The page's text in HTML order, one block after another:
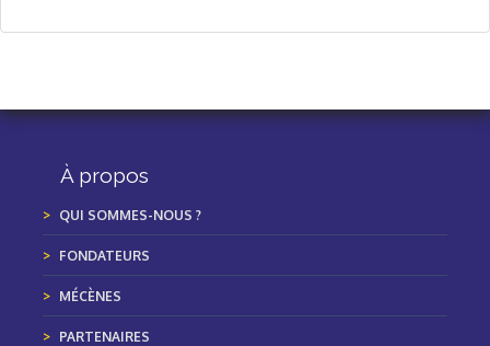
À propos
QUI SOMMES-NOUS ?
FONDATEURS
MÉCÈNES
PARTENAIRES